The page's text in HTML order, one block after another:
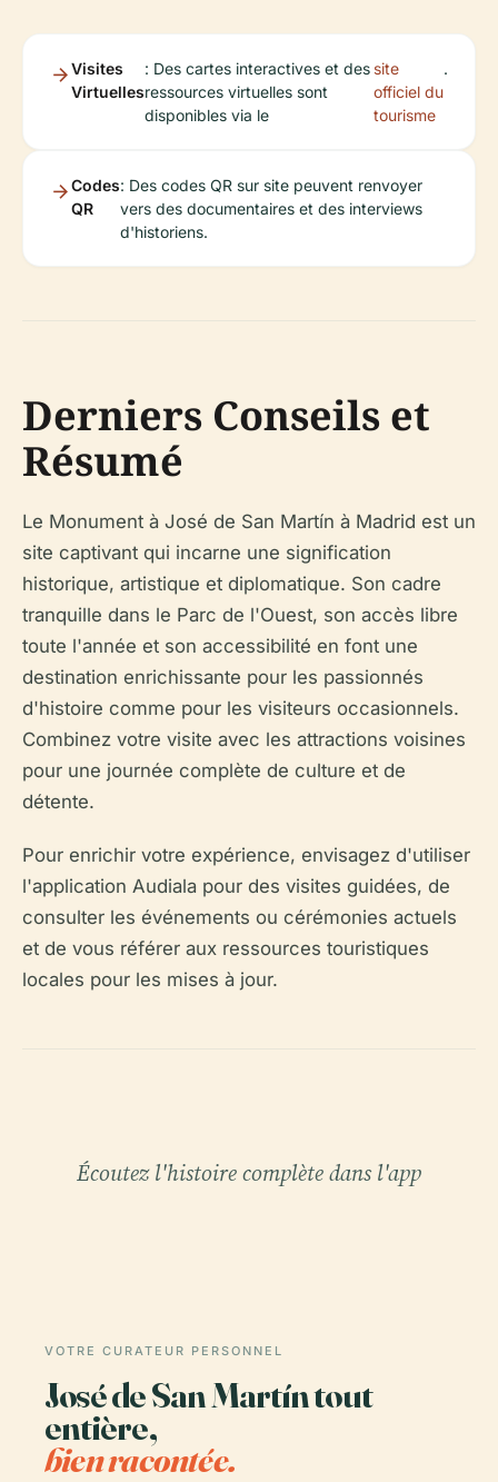
Visites
Virtuelles
: Des cartes interactives et des
ressources virtuelles sont
disponibles via le
site
officiel du
tourisme
.
Codes
QR
: Des codes QR sur site peuvent renvoyer
vers des documentaires et des interviews
d'historiens.
Derniers Conseils et
Résumé
Le Monument à José de San Martín à Madrid est un
site captivant qui incarne une signification
historique, artistique et diplomatique. Son cadre
tranquille dans le Parc de l'Ouest, son accès libre
toute l'année et son accessibilité en font une
destination enrichissante pour les passionnés
d'histoire comme pour les visiteurs occasionnels.
Combinez votre visite avec les attractions voisines
pour une journée complète de culture et de
détente.
Pour enrichir votre expérience, envisagez d'utiliser
l'application Audiala pour des visites guidées, de
consulter les événements ou cérémonies actuels
et de vous référer aux ressources touristiques
locales pour les mises à jour.
Écoutez l'histoire complète dans l'app
VOTRE CURATEUR PERSONNEL
José de San Martín tout
entière,
bien racontée.